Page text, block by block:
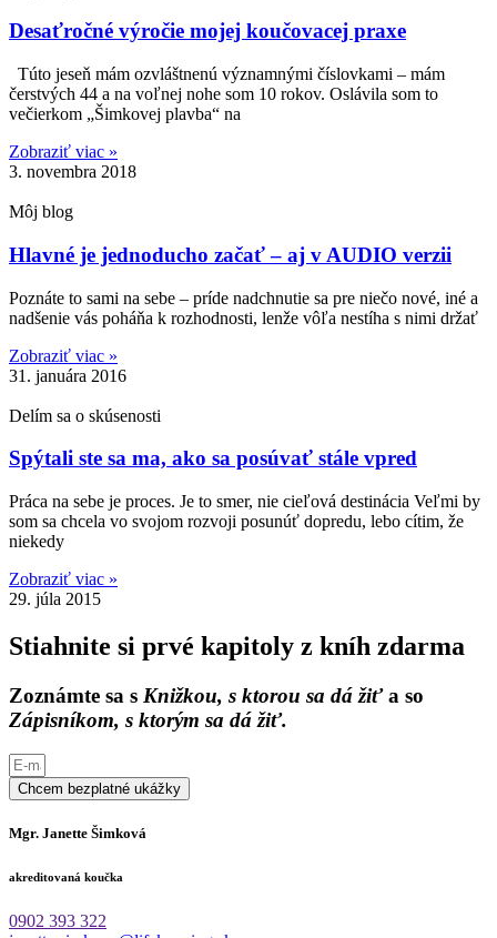
Desaťročné výročie mojej koučovacej praxe
Túto jeseň mám ozvláštnenú významnými číslovkami – mám
čerstvých 44 a na voľnej nohe som 10 rokov. Oslávila som to
večierkom „Šimkovej plavba“ na
Zobraziť viac »
3. novembra 2018
Môj blog
Hlavné je jednoducho začať – aj v AUDIO verzii
Poznáte to sami na sebe – príde nadchnutie sa pre niečo nové, iné a
nadšenie vás poháňa k rozhodnosti, lenže vôľa nestíha s nimi držať
Zobraziť viac »
31. januára 2016
Delím sa o skúsenosti
Spýtali ste sa ma, ako sa posúvať stále vpred
Práca na sebe je proces. Je to smer, nie cieľová destinácia Veľmi by
som sa chcela vo svojom rozvoji posunúť dopredu, lebo cítim, že
niekedy
Zobraziť viac »
29. júla 2015
Stiahnite si prvé kapitoly z kníh zdarma
Zoznámte sa s Knižkou, s ktorou sa dá žiťa so
Zápisníkom, s ktorým sa dá žiť.
Chcem bezplatné ukážky
Mgr. Janette Šimková
akreditovaná koučka
0902 393 322